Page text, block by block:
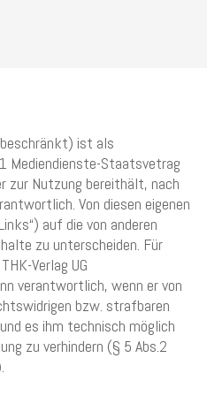
ist als
Mediendienste-Staatsvetrag
zur Nutzung bereithält, nach
Von diesen eigenen
auf die von anderen
zu unterscheiden. Für
Verlag UG
verantwortlich, wenn er von
bzw. strafbaren
es ihm technisch möglich
zu verhindern (§ 5 Abs.2